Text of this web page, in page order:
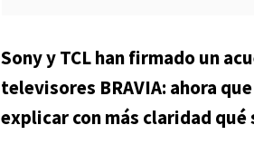
Sony y TCL han firmado un
televisores BRAVIA: ahora
explicar con más claridad